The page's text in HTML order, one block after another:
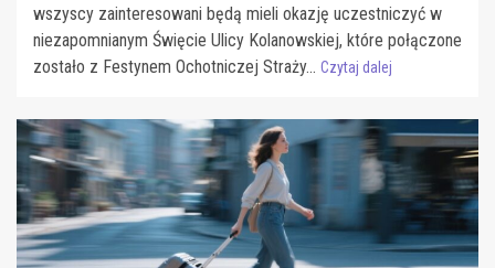
wszyscy zainteresowani będą mieli okazję uczestniczyć w
niezapomnianym Święcie Ulicy Kolanowskiej, które połączone
zostało z Festynem Ochotniczej Straży... Czytaj dalej